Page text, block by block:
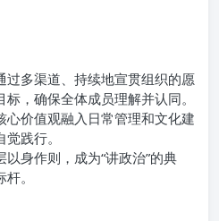
过多渠道、持续地宣贯组织的愿
，确保全体成员理解并认同。
心价值观融入日常管理和文化建
践行。
以身作则，成为“讲政治”的典
。